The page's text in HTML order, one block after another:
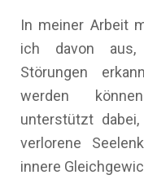
In meiner Arbeit
ich davon aus,
Störungen
werden
unterstützt
verlorene
innere